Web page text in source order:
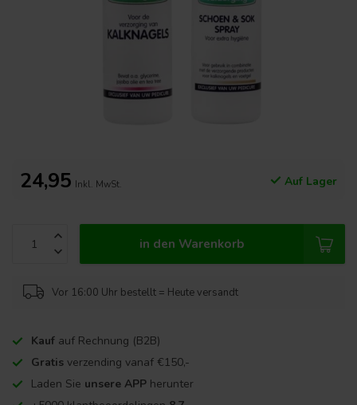
24,95 Inkl. MwSt. Auf Lager
in den Warenkorb
Vor 16:00 Uhr bestellt = Heute versandt
Kauf auf Rechnung (B2B)
Gratis verzending vanaf €150,-
Laden Sie unsere APP herunter